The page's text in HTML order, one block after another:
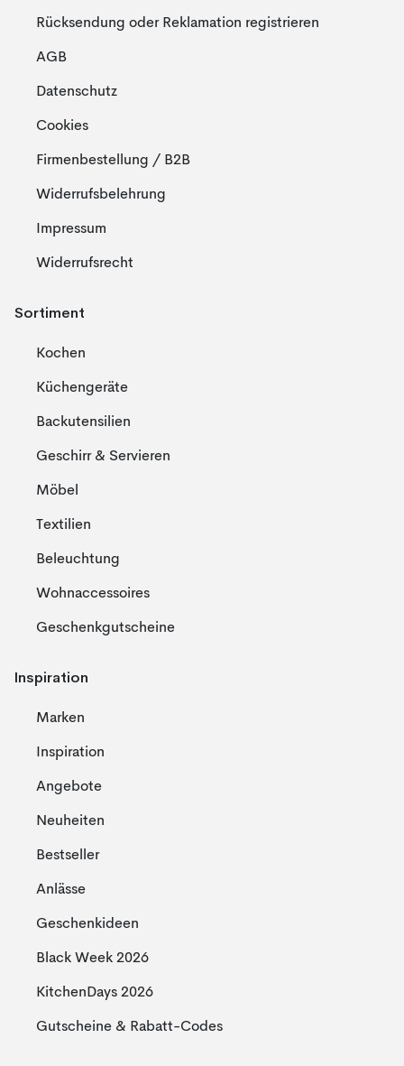
Rücksendung oder Reklamation registrieren
AGB
Datenschutz
Cookies
Firmenbestellung / B2B
Widerrufsbelehrung
Impressum
Widerrufsrecht
Sortiment
Kochen
Küchengeräte
Backutensilien
Geschirr & Servieren
Möbel
Textilien
Beleuchtung
Wohnaccessoires
Geschenkgutscheine
Inspiration
Marken
Inspiration
Angebote
Neuheiten
Bestseller
Anlässe
Geschenkideen
Black Week 2026
KitchenDays 2026
Gutscheine & Rabatt-Codes